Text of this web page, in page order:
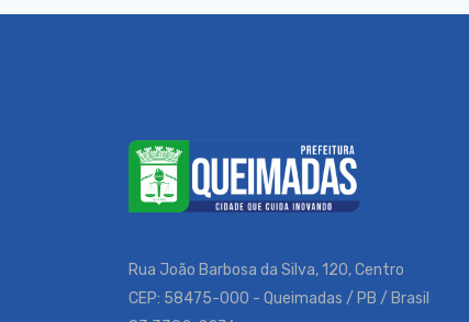
Rua João Barbosa da Silva, 120, Centro
CEP: 58475-000 - Queimadas / PB / Brasil